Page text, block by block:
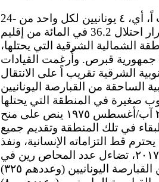
24- وقبل الغزو التركي، كانت الطائفتان تعيشان مع اً بنفس النسبة تقريب اً، أي، ٤ يونانيين لكل واحد من
الأتراك، في جميع المقاطعات الإدارية الست. وإثر الغزو التركي واستمرار احتلال 36.2 في المائة من إقليم
الشمالية الشرقية التي يحتلها،
قبرص. وأُرغمت القيادات
الشرقية تقريب اً على الانتقال
الساحقة من القبارصة اليونانيين
في جيوب صغيرة في المنطقة التي يحتلها
الجيش التركي. وعلى الرغم من أن اتفاق فيينا الثالث المؤرخ ٢ آب/أغسطس ١٩٧٥ ينص على منح
في تلك المنطقة وتقديم جميع
قط التزاماته الإنسانية، ونفذ
بدل اً من ذلك سياسة الطرد القسري. وبحلول تشرين الثاني/نوفمبر ٢٠١٧، تضاءل عدد المحاص رين في
الجيوب إلى ٤٠٥ أشخاص فقط، معظمهم أشخاص مسنون، من القبارصة اليونانيين (وعددهم ٣٢٥)